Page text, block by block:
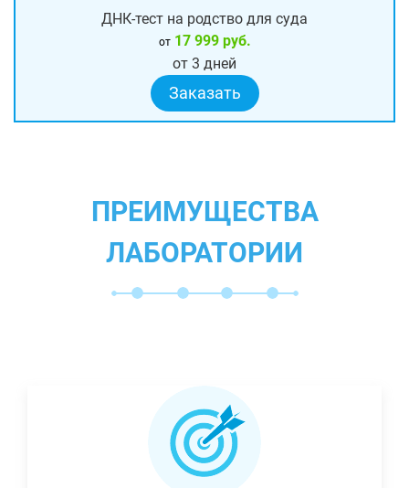
ДНК-тест на родство для суда
от17 999 руб.
от 3 дней
Заказать
ПРЕИМУЩЕСТВА
ЛАБОРАТОРИИ